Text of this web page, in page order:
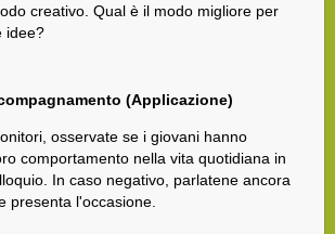
creativo. Qual è il modo migliore per
idee?
(Applicazione)
osservate se i giovani hanno
comportamento nella vita quotidiana in
In caso negativo, parlatene ancora
presenta l'occasione.